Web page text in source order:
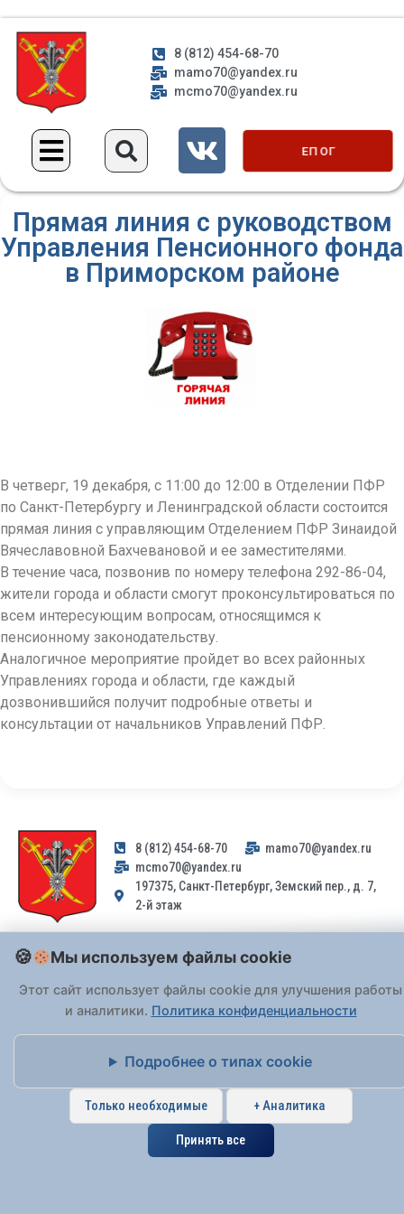
8 (812) 454-68-70
mamo70@yandex.ru
mcmo70@yandex.ru
ЕП ОГ
Прямая линия с руководством
Управления Пенсионного фонда
в Приморском районе
В четверг, 19 декабря, с 11:00 до 12:00 в Отделении ПФР
по Санкт-Петербургу и Ленинградской области состоится
прямая линия с управляющим Отделением ПФР Зинаидой
Вячеславовной Бахчевановой и ее заместителями.
В течение часа, позвонив по номеру телефона 292-86-04,
жители города и области смогут проконсультироваться по
всем интересующим вопросам, относящимся к
пенсионному законодательству.
Аналогичное мероприятие пройдет во всех районных
Управлениях города и области, где каждый
дозвонившийся получит подробные ответы и
консультации от начальников Управлений ПФР.
8 (812) 454-68-70
mamo70@yandex.ru
mcmo70@yandex.ru
197375, Санкт-Петербург, Земский пер., д. 7,
2-й этаж
Заявления и обращения граждан и организаций, поступившие на
адрес email, не могут быть рассмотрены на основании
Федерального закона от 02.05.2006 № 59-ФЗ. Обращения
принимаются только: по почте, черезпортал «Госуслуги» (ЕПГУ)
Мы используем файлы cookie
Этот сайт использует файлы cookie для улучшения работы
и аналитики. Политика конфиденциальности
Подробнее о типах cookie
Только необходимые + Аналитика
Принять все